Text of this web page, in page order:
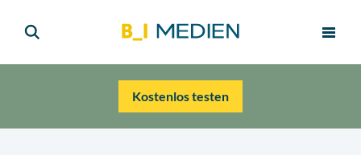
Kostenlos testen